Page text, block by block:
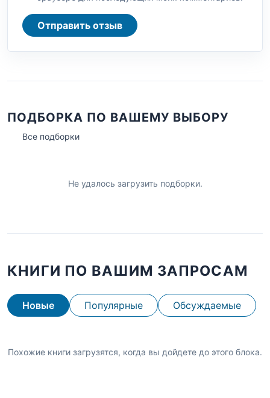
Отправить отзыв
ПОДБОРКА ПО ВАШЕМУ ВЫБОРУ
Все подборки
Не удалось загрузить подборки.
КНИГИ ПО ВАШИМ ЗАПРОСАМ
Новые Популярные Обсуждаемые
Похожие книги загрузятся, когда вы дойдете до этого блока.